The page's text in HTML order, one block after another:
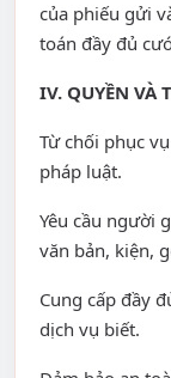
của phiếu gửi
toán đầy đủ
IV. QUYỀN VÀ
Từ chối phục
pháp luật.
Yêu cầu người
văn bản, kiện,
Cung cấp đầy
dịch vụ biết.